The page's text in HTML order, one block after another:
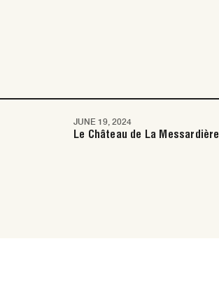
Saint-Tropez
JUNE 19, 2024
Le Château de La Messardière